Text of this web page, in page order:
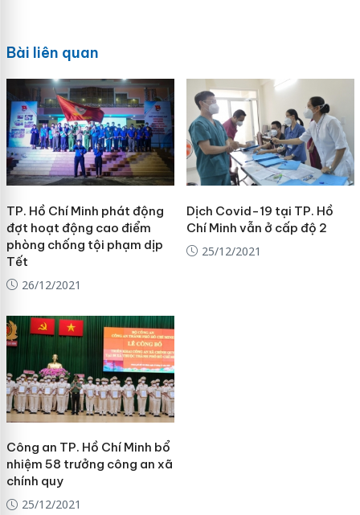
Bài liên quan
TP. Hồ Chí Minh phát động
đợt hoạt động cao điểm
phòng chống tội phạm dịp
Tết
26/12/2021
Dịch Covid-19 tại TP. Hồ
Chí Minh vẫn ở cấp độ 2
25/12/2021
Công an TP. Hồ Chí Minh bổ
nhiệm 58 trưởng công an xã
chính quy
25/12/2021